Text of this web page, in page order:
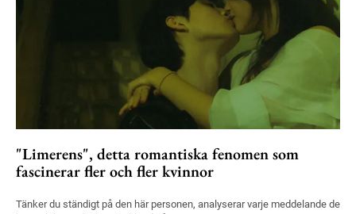
"Limerens", detta romantiska fenomen som
fascinerar fler och fler kvinnor
Tänker du ständigt på den här personen, analyserar varje meddelande de